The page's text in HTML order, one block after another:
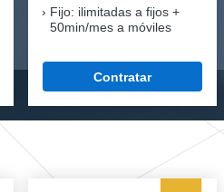
Fijo: ilimitadas a fijos +
50min/mes a móviles
Contratar